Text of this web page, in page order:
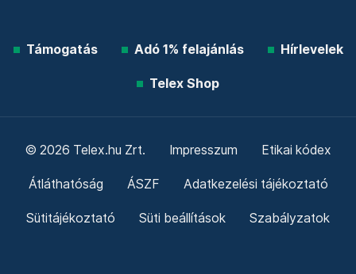
Támogatás Adó 1% felajánlás Hírlevelek
Telex Shop
© 2026 Telex.hu Zrt. Impresszum Etikai kódex
Átláthatóság ÁSZF Adatkezelési tájékoztató
Sütitájékoztató Süti beállítások Szabályzatok